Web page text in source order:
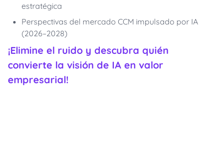
estratégica
Perspectivas del mercado CCM impulsado por IA
(2026–2028)
¡Elimine el ruido y descubra quién
convierte la visión de IA en valor
empresarial!